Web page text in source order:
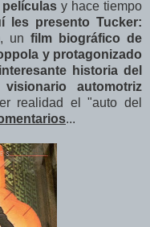
y hace tiempo
les presento Tucker:
, un film biográfico de
y protagonizado
historia del
automotriz
realidad el "auto del
...